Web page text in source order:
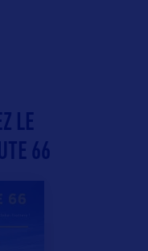
LE
66